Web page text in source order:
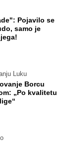
Pojavilo se
samo je
Luku
Borcu
„Po kvalitetu